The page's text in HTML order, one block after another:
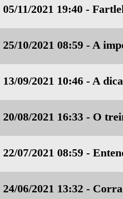
05/11/2021 19:40 -
25/10/2021 08:59 - A
13/09/2021 10:46 - A
20/08/2021 16:33 - O
22/07/2021 08:59 -
24/06/2021 13:32 -